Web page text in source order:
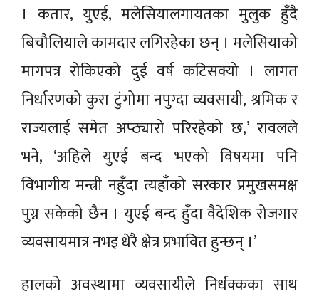
। कतार, युएई, मलेसियालगायतका मुलुक हुँदै
बिचौलियाले कामदार लगिरहेका छन् । मलेसियाको
मागपत्र रोकिएको दुई वर्ष कटिसक्यो । लागत
निर्धारणको कुरा टुंगोमा नपुग्दा व्यवसायी, श्रमिक र
राज्यलाई समेत अप्ठ्यारो परिरहेको छ,’ रावलले
भने, ‘अहिले युएई बन्द भएको विषयमा पनि
विभागीय मन्त्री नहुँदा त्यहाँको सरकार प्रमुखसमक्ष
पुग्न सकेको छैन । युएई बन्द हुँदा वैदेशिक रोजगार
व्यवसायमात्र नभइ धेरै क्षेत्र प्रभावित हुन्छन् ।’
हालको अवस्थामा व्यवसायीले निर्धक्कका साथ